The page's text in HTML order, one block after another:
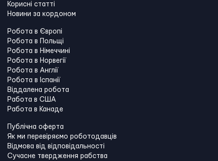
Корисні статті
Новини за кордоном
Робота в Європі
Робота в Польщі
Робота в Німеччині
Робота в Норвегії
Робота в Англії
Робота в Іспанії
Віддалена робота
Работа в США
Работа в Канадe
Публічна оферта
Як ми перевіряємо роботодавців
Відмова від відповідальності
Сучасне твердження рабства